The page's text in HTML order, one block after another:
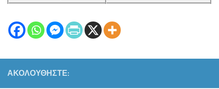
ΑΚΟΛΟΥΘΉΣΤΕ: